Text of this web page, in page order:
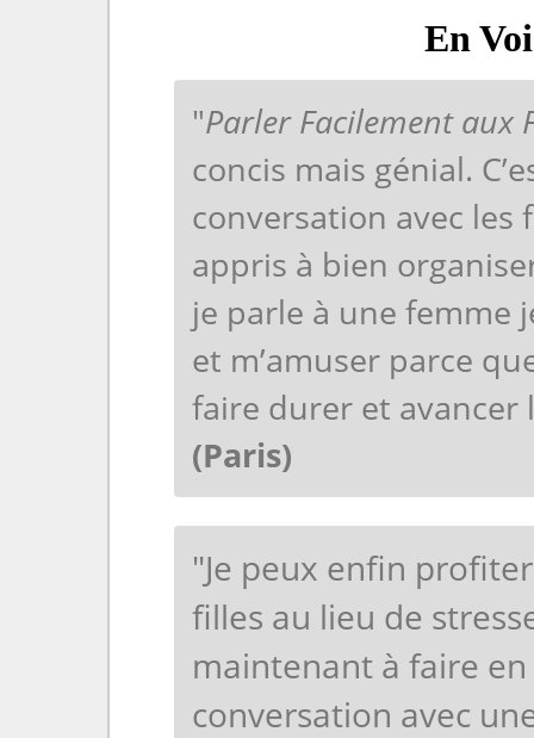
En
"Parler Facilement aux
concis mais génial.
conversation avec les
appris à bien
je parle à une femme
et m’amuser parce
faire durer et
(Paris)
"Je peux enfin
filles au lieu de
maintenant à faire
conversation avec